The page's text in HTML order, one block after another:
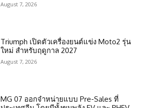
August 7, 2026
Triumph เปิดตัวเครื่องยนต์แข่ง Moto2 รุ่น
ใหม่ สำหรับฤดูกาล 2027
August 7, 2026
MG 07 ออกจำหน่ายแบบ Pre-Sales ที่